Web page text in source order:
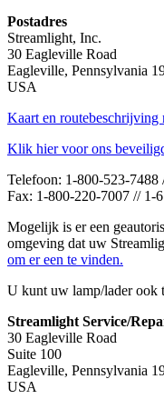
Postadres
Streamlight, Inc.
30 Eagleville Road
Eagleville, Pennsylvania
USA
Kaart en routebeschrijving
Klik hier voor ons
Telefoon: 1-800-523-7488
Fax: 1-800-220-7007 // 1-
Mogelijk is er een
omgeving dat uw
om er een te vinden.
U kunt uw lamp/lader ook
Streamlight Service/
30 Eagleville Road
Suite 100
Eagleville, Pennsylvania
USA